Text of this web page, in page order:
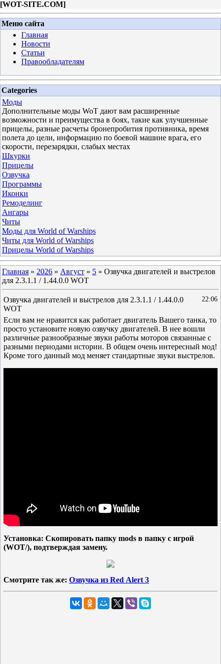
[WOT-SITE.COM]
Меню сайта
Главная
Новости
Статьи
Правообладателям
Categories
Моды
Дополнительные моды WoT дают вам расширенные
возможности и преимущества в боях, такие как улучшенные
прицелы, разные расчеты бронепробития противника, время
полета до цели, информацию по боевой машине врага, его
скорости, перезарядки, слабых местах
Шкурки
Прицелы
Озвучка
Программы
Иконки
Ремоделинг
Ангары
Читы
Моды для World of Warships
Читы для World of Warships
Прицелы World of Warships
Главная » 2026 » Август » 5 » Озвучка двигателей и выстрелов
для 2.3.1.1 / 1.44.0.0 WOT
22:06
Озвучка двигателей и выстрелов для 2.3.1.1 / 1.44.0.0
WOT
Если вам не нравится как работает двигатель Вашего танка, то
просто установите новую озвучку двигателей. В нее вошли
различные разнообразные звуки работы моторов связанные с
разными периодами истории. В общем очень интересный мод!
Кроме того данный мод меняет стандартные звуки выстрелов.
Установка: Скопировать папку mods в папку с игрой
(WOT/), подтверждая замену.
Смотрите так же: Озвучка из Red Аlert 3